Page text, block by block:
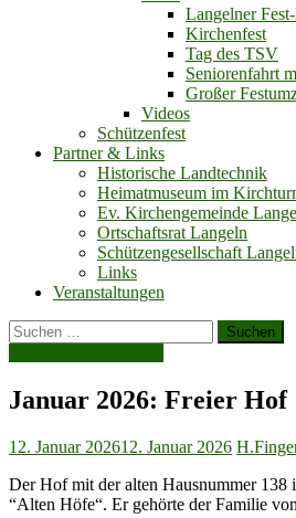
Langelner
Kirchenfest
Tag des TSV
Seniorenfahrt
Großer
Videos
Schützenfest
Partner & Links
Historische Landtechnik
Heimatmuseum im
Ev. Kirchengemeinde
Ortschaftsrat Langeln
Schützengesellschaft
Links
Veranstaltungen
Suchen
nach:
Januar 2026: Freier Hof
Posted
12. Januar 202612. Januar 2026 Author
Der Hof mit der alten Hausnummer 138
“Alten Höfe“. Er gehörte der Familie